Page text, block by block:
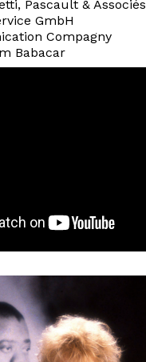
Pascault & Associés
GmbH
Compagny
Babacar